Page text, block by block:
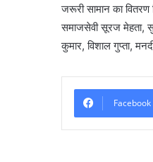
जरूरी सामान का
समाजसेवी सूरज मेहता,
कुमार, विशाल गुप्ता,
Facebook